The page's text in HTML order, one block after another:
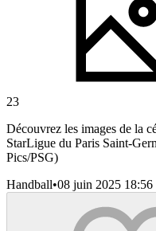
23
Découvrez les images de la
StarLigue du Paris Saint-
Pics/PSG)
Handball•08 juin 2025 18:56